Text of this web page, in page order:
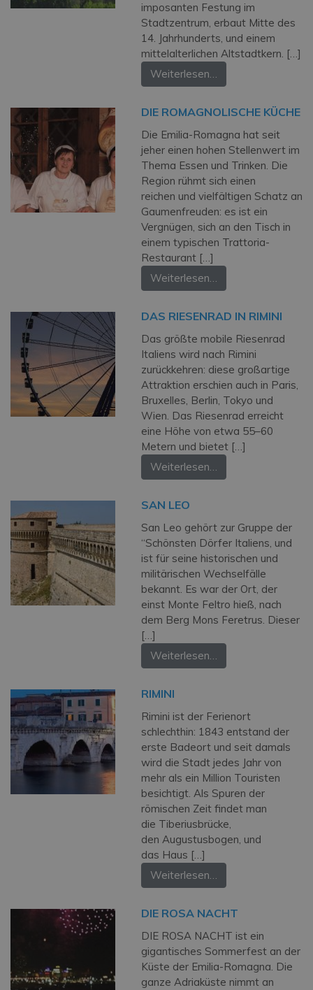
imposanten Festung im
Stadtzentrum, erbaut Mitte des
14. Jahrhunderts, und einem
mittelalterlichen Altstadtkern. […]
Weiterlesen…
DIE ROMAGNOLISCHE KÜCHE
Die Emilia-Romagna hat seit
jeher einen hohen Stellenwert im
Thema Essen und Trinken. Die
Region rühmt sich einen
reichen und vielfältigen Schatz an
Gaumenfreuden: es ist ein
Vergnügen, sich an den Tisch in
einem typischen Trattoria-
Restaurant […]
Weiterlesen…
DAS RIESENRAD IN RIMINI
Das größte mobile Riesenrad
Italiens wird nach Rimini
zurückkehren: diese großartige
Attraktion erschien auch in Paris,
Bruxelles, Berlin, Tokyo und
Wien. Das Riesenrad erreicht
eine Höhe von etwa 55–60
Metern und bietet […]
Weiterlesen…
SAN LEO
San Leo gehört zur Gruppe der
“Schönsten Dörfer Italiens, und
ist für seine historischen und
militärischen Wechselfälle
bekannt. Es war der Ort, der
einst Monte Feltro hieß, nach
dem Berg Mons Feretrus. Dieser
[…]
Weiterlesen…
RIMINI
Rimini ist der Ferienort
schlechthin: 1843 entstand der
erste Badeort und seit damals
wird die Stadt jedes Jahr von
mehr als ein Million Touristen
besichtigt. Als Spuren der
römischen Zeit findet man
die Tiberiusbrücke,
den Augustusbogen, und
das Haus […]
Weiterlesen…
DIE ROSA NACHT
DIE ROSA NACHT ist ein
gigantisches Sommerfest an der
Küste der Emilia-Romagna. Die
ganze Adriaküste nimmt an